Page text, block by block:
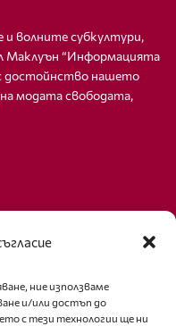
ние използваме
и/или достъп до
с тези технологии ще ни
волните субкултури,
“Информацията
с достойнство нашето
модата свободата,